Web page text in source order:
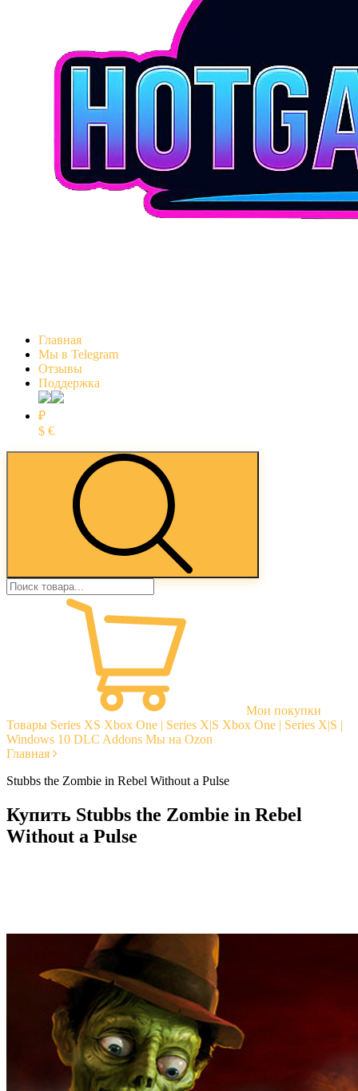
Главная
Мы в Telegram
Отзывы
Поддержка
₽
$ €
Мои покупки
Товары Series XS Xbox One | Series X|S Xbox One | Series X|S |
Windows 10 DLC Addons Мы на Ozon
Главная
Stubbs the Zombie in Rebel Without a Pulse
Купить Stubbs the Zombie in Rebel
Without a Pulse